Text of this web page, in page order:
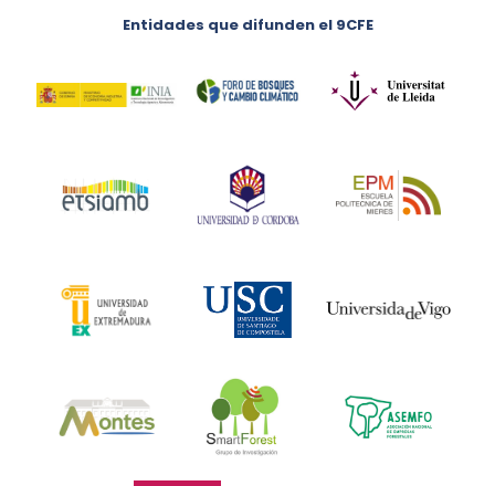
Entidades que difunden el 9CFE